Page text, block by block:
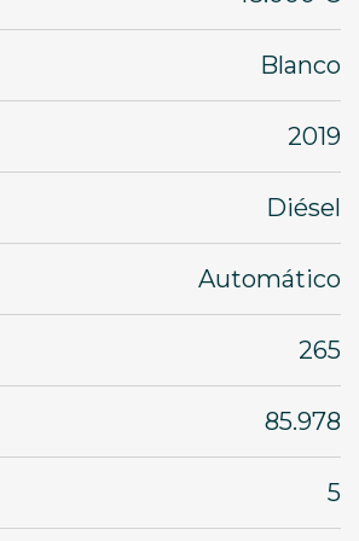
Blanco
2019
Diésel
Automático
265
85.978
5